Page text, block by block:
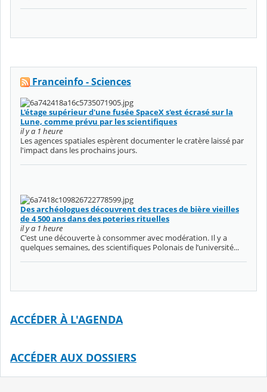
Franceinfo - Sciences
L'étage supérieur d'une fusée SpaceX s'est écrasé sur la
Lune, comme prévu par les scientifiques
il y a 1 heure
Les agences spatiales espèrent documenter le cratère laissé par
l'impact dans les prochains jours.
Des archéologues découvrent des traces de bière vieilles
de 4 500 ans dans des poteries rituelles
il y a 1 heure
C'est une découverte à consommer avec modération. Il y a
quelques semaines, des scientifiques Polonais de l’université...
ACCÉDER À L'AGENDA
ACCÉDER AUX DOSSIERS